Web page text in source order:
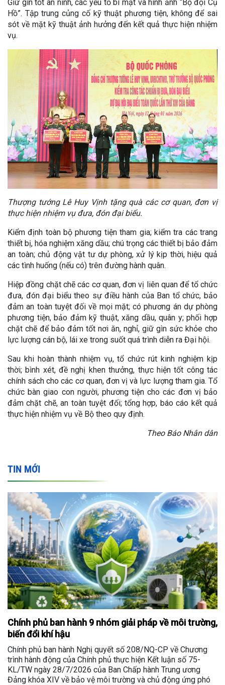
Giữ gìn tốt an ninh, các yếu tố bí mật và hình ảnh “Bộ đội Cụ
Hồ”. Tập trung củng cố kỹ thuật phương tiện, không để sai
sót về mặt kỹ thuật ảnh hưởng đến kết quả thực hiện nhiệm
vụ.
Thượng tướng Lê Huy Vịnh tặng quà các cơ quan, đơn vị
thực hiện nhiệm vụ đưa, đón đại biểu.
Kiểm định toàn bộ phương tiện tham gia; kiểm tra các trang
thiết bị, hóa nghiệm xăng dầu; chú trọng các thiết bị bảo đảm
an toàn; chủ động vật tư dự phòng, xử lý kịp thời, hiệu quả
các tình huống (nếu có) trên đường hành quân.
Hiệp đồng chặt chẽ các cơ quan, đơn vị liên quan để tổ chức
đưa, đón đại biểu theo sự điều hành của Ban tổ chức, bảo
đảm an toàn tuyệt đối về mọi mặt; có phương án dự phòng
phương tiện, bảo đảm kỹ thuật, xăng dầu, quân y; phối hợp
chặt chẽ để bảo đảm tốt nơi ăn, nghỉ, giữ gìn sức khỏe cho
lực lượng cán bộ, lái xe trong suốt quá trình diễn ra Đại hội.
Sau khi hoàn thành nhiệm vụ, tổ chức rút kinh nghiệm kịp
thời; bình xét, đề nghị khen thưởng, thực hiện tốt công tác
chính sách cho các cơ quan, đơn vị và lực lượng tham gia. Tổ
chức bàn giao con người, phương tiện cho các đơn vị bảo
đảm chặt chẽ, an toàn tuyệt đối; tổng hợp, báo cáo kết quả
thực hiện nhiệm vụ về Bộ theo quy định.
Theo Báo Nhân dân
TIN MỚI
Chính phủ ban hành 9 nhóm giải pháp về môi trường,
biến đổi khí hậu
Chính phủ ban hành Nghị quyết số 208/NQ-CP về Chương
trình hành động của Chính phủ thực hiện Kết luận số 75-
KL/TW ngày 28/7/2026 của Ban Chấp hành Trung ương
Đảng khóa XIV về bảo vệ môi trường và chủ động ứng phó